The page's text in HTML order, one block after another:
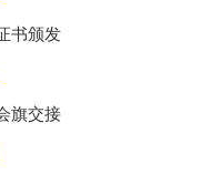
书颁发
旗交接